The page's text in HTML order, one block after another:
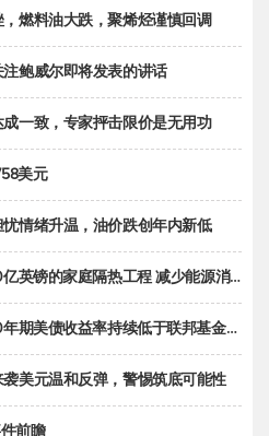
燃料油大跌，聚烯烃谨慎回调
鲍威尔即将发表的讲话
一致，专家抨击限价是无用功
美元
情绪升温，油价跌创年内新低
英镑的家庭隔热工程 减少能源消耗
债收益率持续低于联邦基金利率目标区间
美元温和反弹，警惕筑底可能性
前瞻